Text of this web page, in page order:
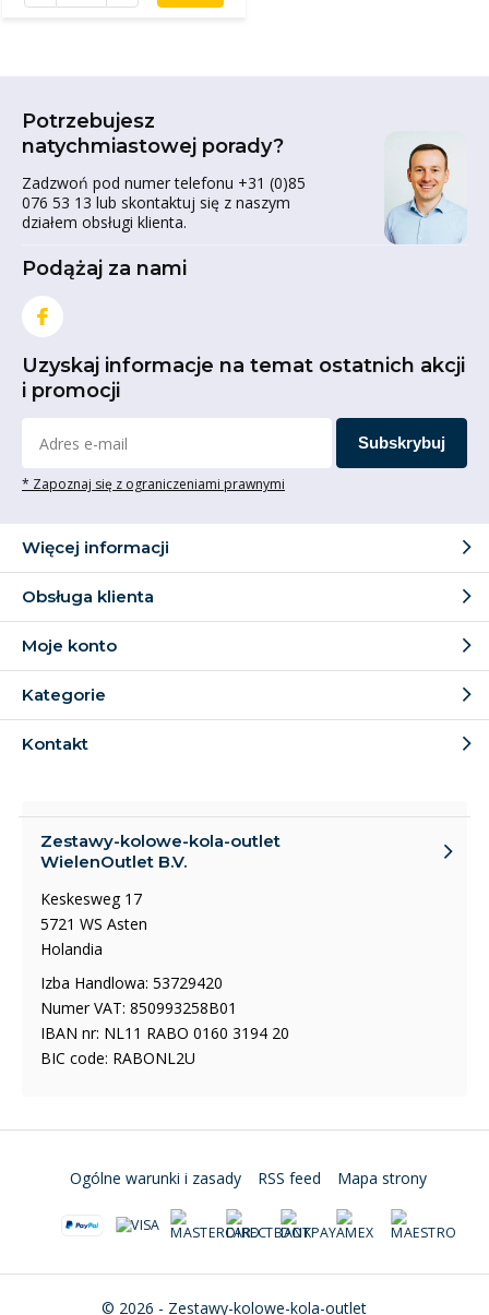
Potrzebujesz
natychmiastowej porady?
Zadzwoń pod numer telefonu +31 (0)85
076 53 13 lub skontaktuj się z naszym
działem obsługi klienta.
Podążaj za nami
Uzyskaj informacje na temat ostatnich akcji
i promocji
Subskrybuj
* Zapoznaj się z ograniczeniami prawnymi
Więcej informacji
Obsługa klienta
Moje konto
Kategorie
Kontakt
Zestawy-kolowe-kola-outlet
WielenOutlet B.V.
Keskesweg 17
5721 WS Asten
Holandia
Izba Handlowa: 53729420
Numer VAT: 850993258B01
IBAN nr: NL11 RABO 0160 3194 20
BIC code: RABONL2U
© 2026 - Zestawy-kolowe-kola-outlet
Ogólne warunki i zasady RSS feed Mapa strony